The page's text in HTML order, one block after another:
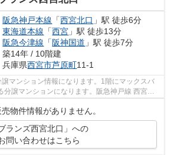
阪急神戸本線 「西宮北口 」駅 徒歩6分
東海道本線 「西宮 」駅 徒歩13分
阪急今津線 「 阪神国道 」駅 徒歩7分
築14年 / 10階建
兵庫県西宮市芦原町11-1
マンション情報になります。1階にマックスバ
分譲マンションになります。阪急神戸線 西宮北
側の立地に...
物件情報がありません。
ブランズ西宮北口」への
問い合わせはこちら